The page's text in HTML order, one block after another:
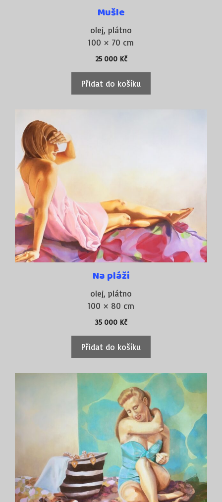
Mušle
olej, plátno
100 × 70 cm
25 000 Kč
Přidat do košíku
Na pláži
olej, plátno
100 × 80 cm
35 000 Kč
Přidat do košíku